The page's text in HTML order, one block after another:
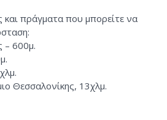
και πράγματα που μπορείτε να
– 600μ.
Θεσσαλονίκης, 13χλμ.